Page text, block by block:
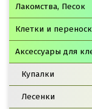
Лакомства, Песок
Клетки и
Аксессуары для
Купалки
Лесенки